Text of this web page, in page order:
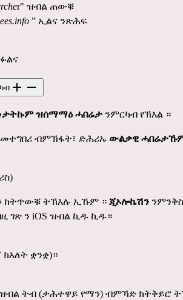
r" ዝብል ጠውቑ
” ኢልና ንጽሕፍ
ንምርካብ
ዝሰማማዕ ሓበሬታ ንምርካብ የኽእል ።
መተግበሪ ብምኽፋት፣ ድሕሪኡ ውልቃዊ
ክትጥውቑ ትኽእሉ ኢኹም ። ጂኦሎኬሽን
ገጽ ን iOS ዝብል ኪዱ ኪዱ።
ክእለት ቋንቋ)።
ዝብል ትብ (ታሕተዋይ የማን) ብምኻድ ክትቅይሮ